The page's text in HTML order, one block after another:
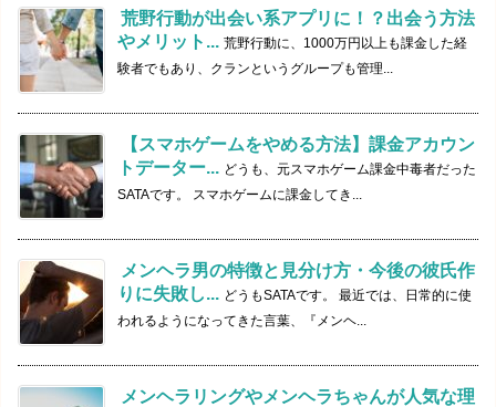
荒野行動が出会い系アプリに！？出会う方法
やメリット... 荒野行動に、1000万円以上も課金した経
験者でもあり、クランというグループも管理...
【スマホゲームをやめる方法】課金アカウン
トデーター... どうも、元スマホゲーム課金中毒者だった
SATAです。 スマホゲームに課金してき...
メンヘラ男の特徴と見分け方・今後の彼氏作
りに失敗し... どうもSATAです。 最近では、日常的に使
われるようになってきた言葉、『メンヘ...
メンヘラリングやメンヘラちゃんが人気な理